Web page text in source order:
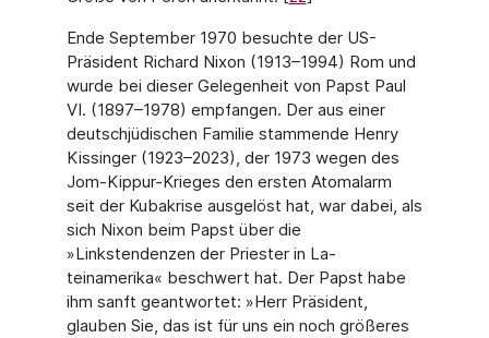
Ende September 1970 besuchte der US-
Präsident Richard Nixon (1913–1994) Rom und
wurde bei dieser Gelegenheit von Papst Paul
VI. (1897–1978) empfangen. Der aus einer
deutschjüdischen Familie stammende Henry
Kissinger (1923–2023), der 1973 wegen des
Jom-Kippur-Krieges den ersten Atomalarm
seit der Kubakrise ausgelöst hat, war dabei, als
sich Nixon beim Papst über die
»Linkstendenzen der Priester in La­
teinamerika« beschwert hat. Der Papst habe
ihm sanft geantwortet: »Herr Präsident,
glauben Sie, das ist für uns ein noch größeres